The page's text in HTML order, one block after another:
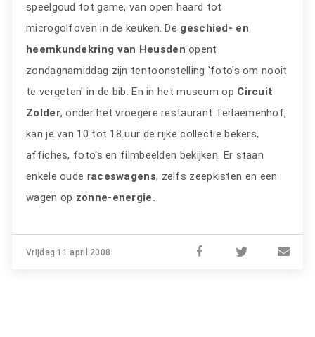
speelgoud tot game, van open haard tot
microgolfoven in de keuken. De geschied- en
heemkundekring van Heusdenopent
zondagnamiddag zijn tentoonstelling 'foto's om nooit
te vergeten' in de bib. En in het museum op Circuit
Zolder, onder het vroegere restaurant Terlaemenhof,
kan je van 10 tot 18 uur de rijke collectie bekers,
affiches, foto's en filmbeelden bekijken. Er staan
enkele oude raceswagens, zelfs zeepkisten en een
wagen op zonne-energie.
Vrijdag 11 april 2008